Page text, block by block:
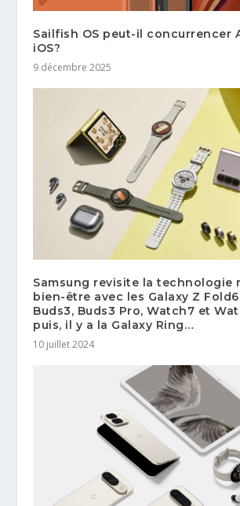
Sailfish OS peut-il concurrencer
iOS?
9 décembre 2025
Samsung revisite la technologie
bien-être avec les Galaxy Z
Buds3, Buds3 Pro, Watch7 et
puis, il y a la Galaxy Ring…
10 juillet 2024